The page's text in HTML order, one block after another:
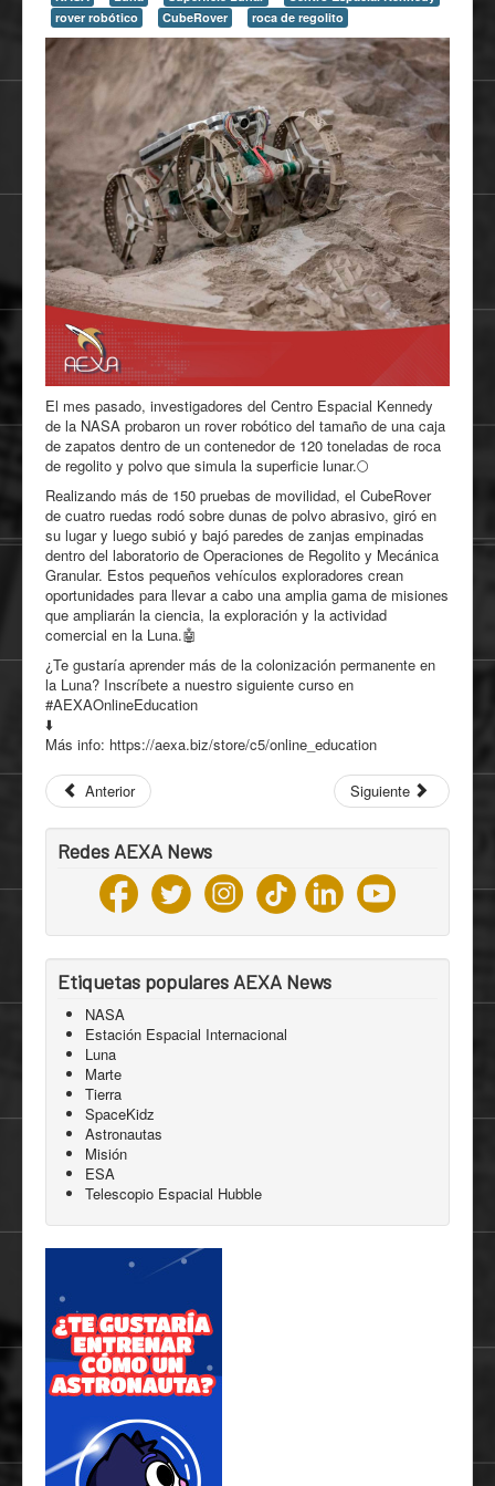
rover robótico
CubeRover roca de regolito
El mes pasado, investigadores del Centro Espacial Kennedy
de la NASA probaron un rover robótico del tamaño de una caja
de zapatos dentro de un contenedor de 120 toneladas de roca
de regolito y polvo que simula la superficie lunar.🌕
Realizando más de 150 pruebas de movilidad, el CubeRover
de cuatro ruedas rodó sobre dunas de polvo abrasivo, giró en
su lugar y luego subió y bajó paredes de zanjas empinadas
dentro del laboratorio de Operaciones de Regolito y Mecánica
Granular. Estos pequeños vehículos exploradores crean
oportunidades para llevar a cabo una amplia gama de misiones
que ampliarán la ciencia, la exploración y la actividad
comercial en la Luna.🤖
¿Te gustaría aprender más de la colonización permanente en
la Luna? Inscríbete a nuestro siguiente curso en
#AEXAOnlineEducation
⬇️
Más info: https://aexa.biz/store/c5/online_education
Anterior Siguiente
Redes AEXA News
Etiquetas populares AEXA News
NASA
Estación Espacial Internacional
Luna
Marte
Tierra
SpaceKidz
Astronautas
Misión
ESA
Telescopio Espacial Hubble